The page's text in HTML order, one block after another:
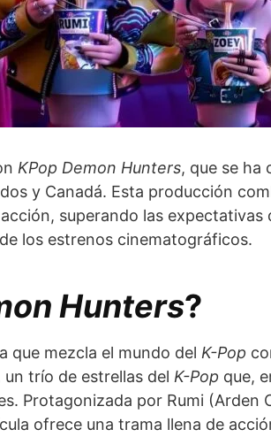
KPop Demon Hunters, que se ha
y Canadá. Esta producción
superando las expectativas
los estrenos cinematográficos.
Hunters?
que mezcla el mundo del K-Pop
un trío de estrellas del K-Pop que,
Protagonizada por Rumi (Arden
ofrece una trama llena de